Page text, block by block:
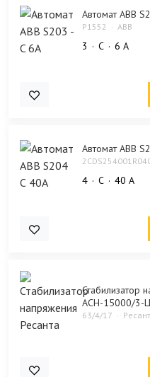
Автомат ABB
P1552 ABB
3 C 6 А
Автомат ABB
4 C 40 А
Стабилизатор
АСН-15000/3-Ц
63/4/17